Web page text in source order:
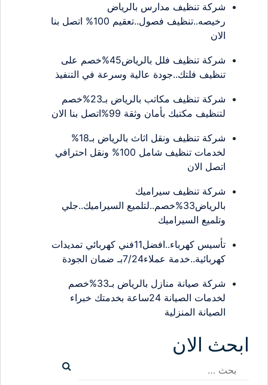
شركة تنظيف مدارس بالرياض
رخيصه..تنظيف فصول..تعقيم 100% اتصل بنا
الان
شركة تنظيف فلل بالرياض45%خصم على
تنظيف فلتك..جودة عالية وسرعة في التنفيذ
شركة تنظيف مكاتب بالرياض بـ23%خصم
لتنظيف مكتبك بأمان وثقة 99%اتصل بنا الان
شركة تنظيف ونقل اثاث بالرياض بـ18%
لخدمات تنظيف شامل 100% ونقل احترافي
اتصل الان
شركة تنظيف سيراميك
بالرياض33%خصم..لتلميع السيراميك..جلي
وتلميع السيراميك
تأسيس كهرباء..افضل11فني كهربائي تمديدات
كهربائية..خدمة عملاء7/24بـ ضمان الجودة
شركة صيانة منازل بالرياض بـ33%خصم
لخدمات الصيانة 24ساعة بخدمتك خبراء
الصيانة المنزلية
ابحث الان
البحث